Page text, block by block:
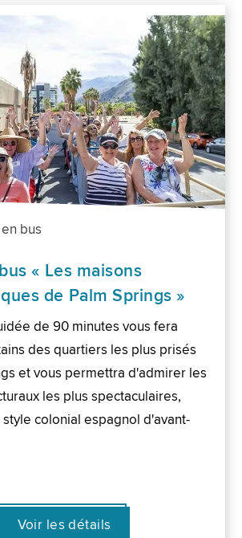
bus
« Les maisons
de Palm Springs »
de 90 minutes vous fera
des quartiers les plus prisés
et vous permettra d'admirer les
les plus spectaculaires,
colonial espagnol d'avant-
Voir les détails